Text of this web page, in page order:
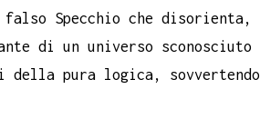
Specchio che disorienta,
di un universo sconosciuto
della pura logica, sovvertendo